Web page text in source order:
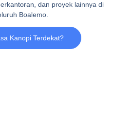
dan proyek lainnya di
Boalemo.
Kanopi Terdekat?